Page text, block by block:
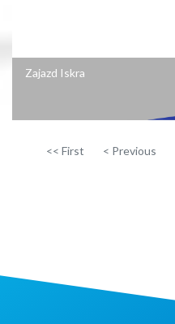
Zajazd Iskra
<< First < Previous